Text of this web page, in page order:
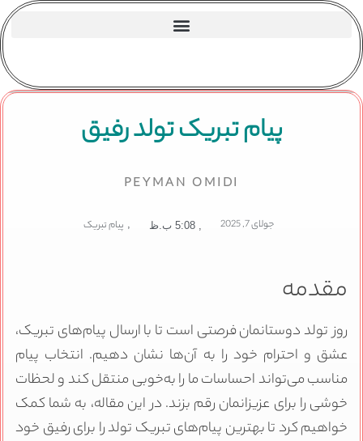
پیام تبریک تولد رفیق
PEYMAN OMIDI
جولای 7, 2025 5:08 ب.ظ , پیام تبریک
مقدمه
روز تولد دوستانمان فرصتی است تا با ارسال پیام‌های تبریک،
عشق و احترام خود را به آن‌ها نشان دهیم. انتخاب پیام
مناسب می‌تواند احساسات ما را به‌خوبی منتقل کند و لحظات
خوشی را برای عزیزانمان رقم بزند. در این مقاله، به شما کمک
خواهیم کرد تا بهترین پیام‌های تبریک تولد را برای رفیق خود